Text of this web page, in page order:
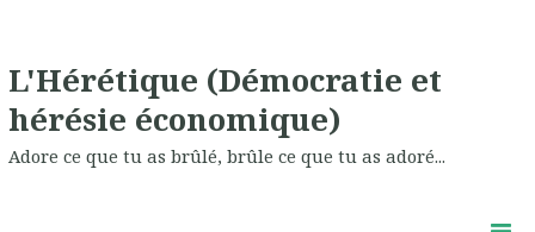
L'Hérétique (Démocratie et
hérésie économique)
Adore ce que tu as brûlé, brûle ce que tu as adoré...